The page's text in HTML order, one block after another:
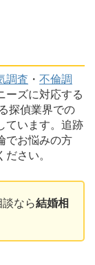
調査 ・ 不倫調
ーズに対応する
探偵業界での
ています。追跡
でお悩みの方
さい。
なら結婚相